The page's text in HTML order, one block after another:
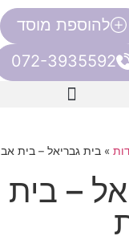
להוספת מוסד
072-3935592
»בית גבריאל – בית
–